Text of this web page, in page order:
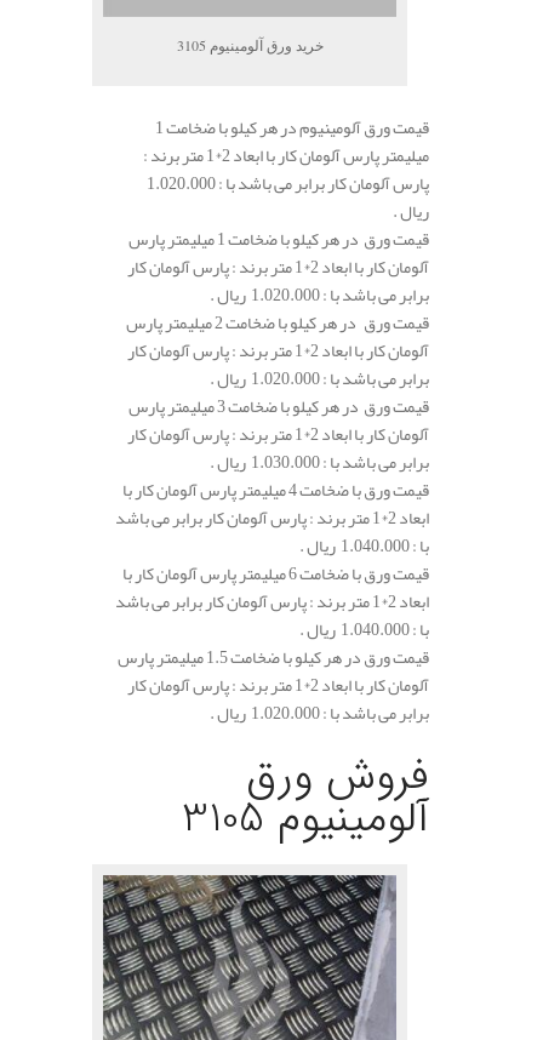
خرید ورق آلومینیوم 3105
قیمت ورق آلومینیوم در هر کیلو با ضخامت 1
میلیمتر پارس آلومان کار با ابعاد 2*1 متر برند :
ریال .
قیمت ورق در هر کیلو با ضخامت 1 میلیمتر پارس
آلومان کار با ابعاد 2*1 متر برند : پارس آلومان کار
برابر می باشد با : 1.020.000 ریال .
قیمت ورق در هر کیلو با ضخامت 2 میلیمتر پارس
آلومان کار با ابعاد 2*1 متر برند : پارس آلومان کار
برابر می باشد با : 1.020.000 ریال .
قیمت ورق در هر کیلو با ضخامت 3 میلیمتر پارس
آلومان کار با ابعاد 2*1 متر برند : پارس آلومان کار
برابر می باشد با : 1.030.000 ریال .
قیمت ورق با ضخامت 4 میلیمتر پارس آلومان کار با
ابعاد 2*1 متر برند : پارس آلومان کار برابر می باشد
با : 1.040.000 ریال .
قیمت ورق با ضخامت 6 میلیمتر پارس آلومان کار با
ابعاد 2*1 متر برند : پارس آلومان کار برابر می باشد
با : 1.040.000 ریال .
قیمت ورق در هر کیلو با ضخامت 1.5 میلیمتر پارس
آلومان کار با ابعاد 2*1 متر برند : پارس آلومان کار
برابر می باشد با : 1.020.000 ریال .
فروش ورق
آلومینیوم 3105